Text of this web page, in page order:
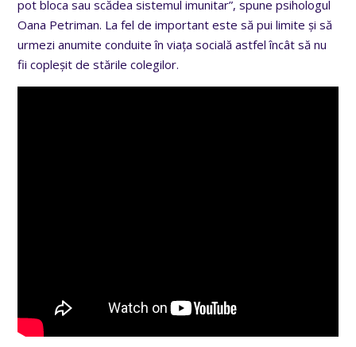
pot bloca sau scădea sistemul imunitar”, spune psihologul
Oana Petriman. La fel de important este să pui limite și să
urmezi anumite conduite în viața socială astfel încât să nu
fii copleșit de stările colegilor.